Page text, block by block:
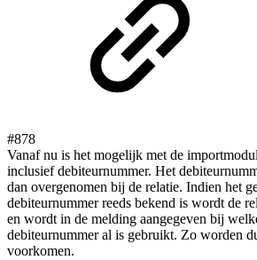
#878
Vanaf nu is het mogelijk met de
inclusief debiteurnummer. Het
dan overgenomen bij de relatie. Indien het
debiteurnummer reeds bekend is wordt de
en wordt in de melding aangegeven bij
debiteurnummer al is gebruikt. Zo worden
voorkomen.